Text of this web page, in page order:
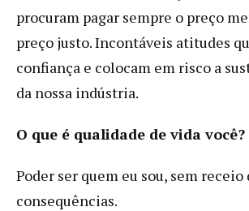
procuram pagar sempre o preço
preço justo. Incontáveis atitudes
confiança e colocam em risco a
da nossa indústria.
O que é qualidade de vida você?
Poder ser quem eu sou, sem receio
consequências.